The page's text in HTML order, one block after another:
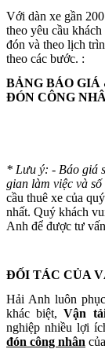
Với dàn xe gần
theo yêu cầu
đón và theo lịch
theo các bước. :
BẢNG BÁO
ĐÓN CÔNG
* Lưu ý: - Báo giá
gian làm việc và
cầu thuê xe của
nhất. Quý khách
Anh để được tư
ĐỐI TÁC CỦA
Hải Anh luôn
khác biệt,Vận
nghiệp nhiều lợi
đón công nhân